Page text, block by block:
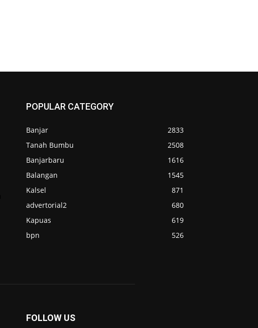
POPULAR CATEGORY
Banjar
2833
Tanah Bumbu
2508
Banjarbaru
1616
Balangan
1545
Kalsel
871
advertorial2
680
Kapuas
619
bpn
526
FOLLOW US